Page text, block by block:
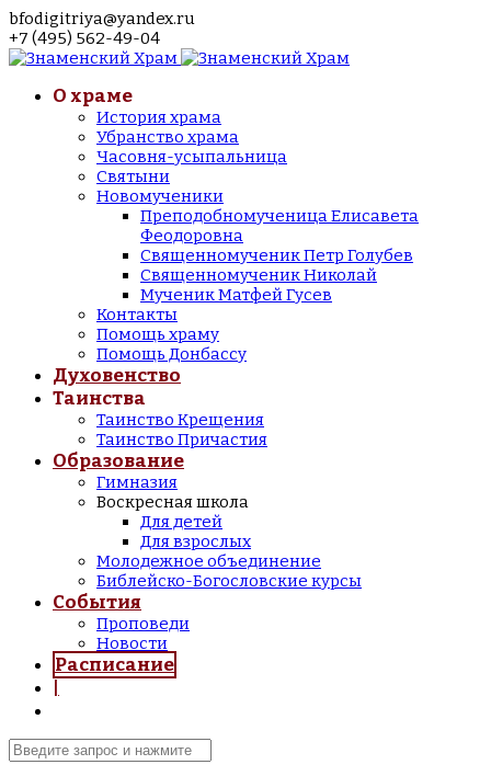
bfodigitriya@yandex.ru
+7 (495) 562-49-04
О храме
История храма
Убранство храма
Часовня-усыпальница
Святыни
Новомученики
Преподобномученица Елисавета
Феодоровна
Священномученик Петр Голубев
Священномученик Николай
Мученик Матфей Гусев
Контакты
Помощь храму
Помощь Донбассу
Духовенство
Таинства
Таинство Крещения
Таинство Причастия
Образование
Гимназия
Воскресная школа
Для детей
Для взрослых
Молодежное объединение
Библейско-Богословские курсы
События
Проповеди
Новости
Расписание